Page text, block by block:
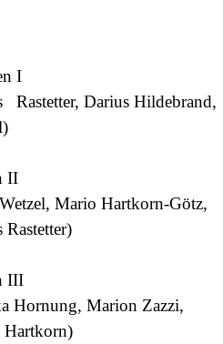
I
Rastetter, Darius Hildebrand,
II
Mario Hartkorn-Götz,
III
Hornung, Marion Zazzi,
Hartkorn)